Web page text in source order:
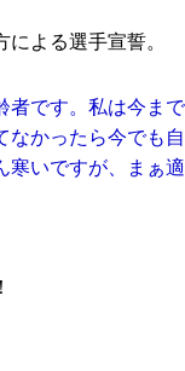
よる選手宣誓。
者です。私は今ま
なかったら今でも
寒いですが、まぁ